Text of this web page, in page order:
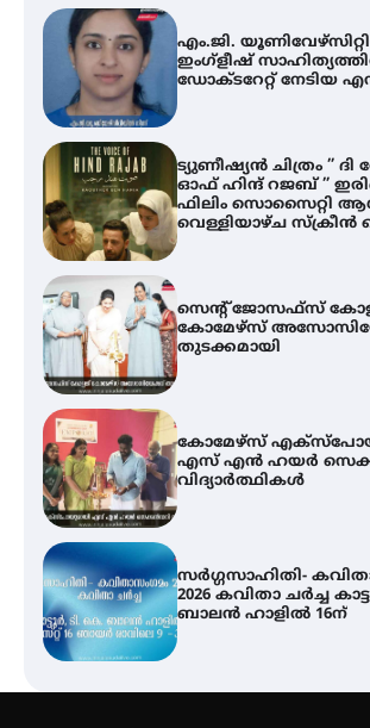
എം.ജി.
ഇംഗ്ളീഷ്
ഡോക്ടറേറ്റ് നേടിയ
ട്യുണീഷ്യൻ ചിത്രം ”
ഓഫ് ഹിന്ദ് റജബ് ”
ഫിലിം സൊസൈറ്റി
വെള്ളിയാഴ്ച സ്‌ക്രീൻ
സെന്റ് ജോസഫ്സ്
കോമേഴ്‌സ്
തുടക്കമായി
കോമേഴ്സ്
എസ് എൻ ഹയർ
വിദ്യാർത്ഥികൾ
സർഗ്ഗസാഹിതി-
2026 കവിതാ ചർച്ച
ബാലൻ ഹാളിൽ 16ന്